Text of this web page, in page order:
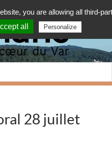
28 juillet
you are allowing all third-
all Personalize